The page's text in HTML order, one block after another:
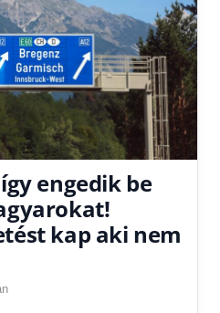
engedik be
kap aki nem